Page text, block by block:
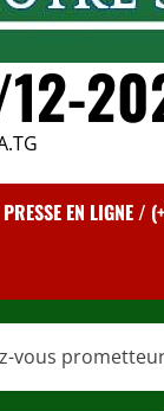
12-
PRESSE EN
vous